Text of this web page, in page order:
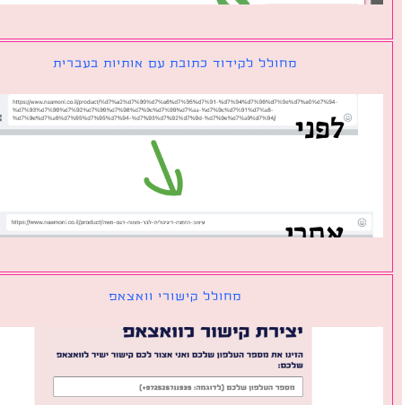
מחולל לקידוד כתובת עם אותיות בעברית
מחולל קישורי וואצאפ